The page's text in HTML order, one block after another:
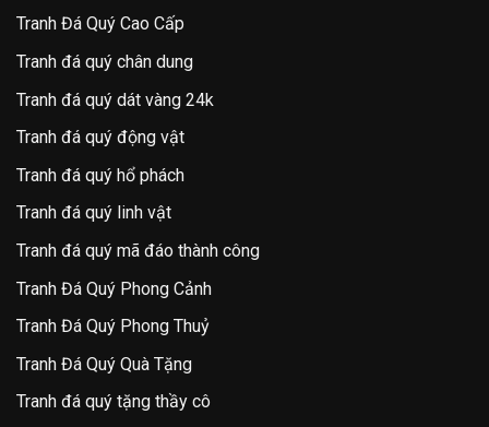
Tranh Đá Quý Cao Cấp
Tranh đá quý chân dung
Tranh đá quý dát vàng 24k
Tranh đá quý động vật
Tranh đá quý hổ phách
Tranh đá quý linh vật
Tranh đá quý mã đáo thành công
Tranh Đá Quý Phong Cảnh
Tranh Đá Quý Phong Thuỷ
Tranh Đá Quý Quà Tặng
Tranh đá quý tặng thầy cô